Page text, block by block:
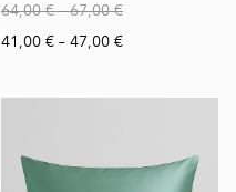
64,00 €–67,00 €
41,00 € – 47,00 €